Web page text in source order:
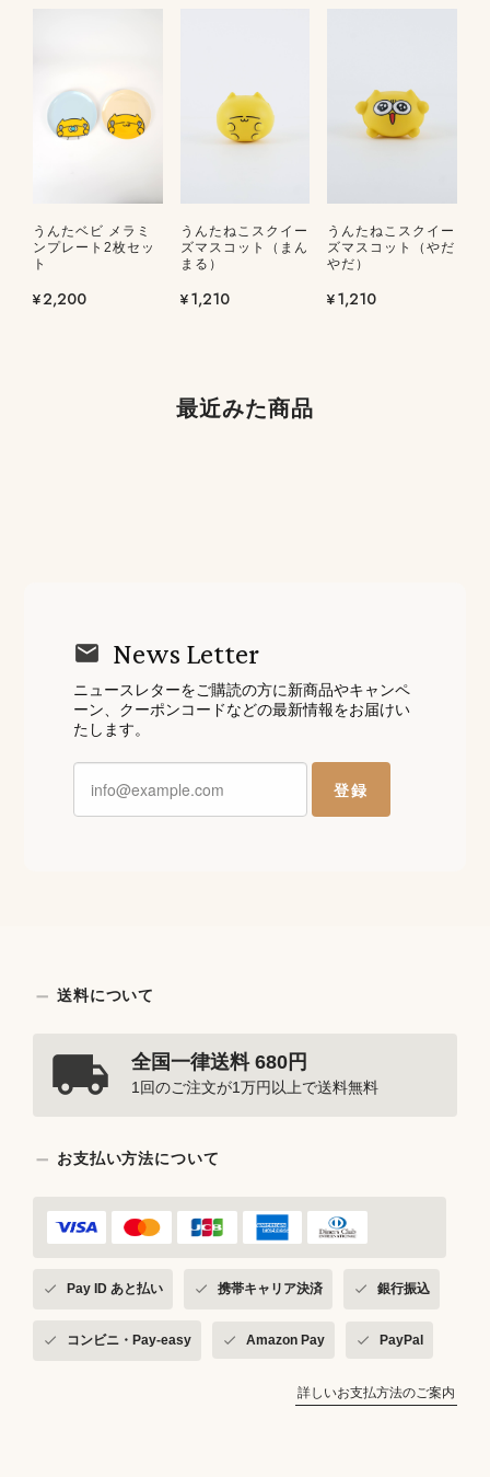
うんたベビ メラミ
ンプレート2枚セッ
ト
¥2,200
うんたねこスクイー
ズマスコット（まん
まる）
¥1,210
うんたねこスクイー
ズマスコット（やだ
やだ）
¥1,210
最近みた商品
News Letter
ニュースレターをご購読の方に新商品やキャンペ
ーン、クーポンコードなどの最新情報をお届けい
たします。
登録
送料について
全国一律送料 680円
1回のご注文が1万円以上で送料無料
お支払い方法について
Pay ID あと払い 携帯キャリア決済 銀行振込
コンビニ・Pay-easy Amazon Pay PayPal
詳しいお支払方法のご案内